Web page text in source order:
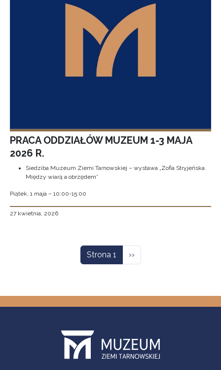
PRACA ODDZIAŁÓW MUZEUM 1-3 MAJA
2026 R.
Siedziba Muzeum Ziemi Tarnowskiej – wystawa „Zofia Stryjeńska.
Między wiarą a obrzędem”
Piątek, 1 maja – 10:00-15:00
27 kwietnia, 2026
Strona 1 Następna strona
››